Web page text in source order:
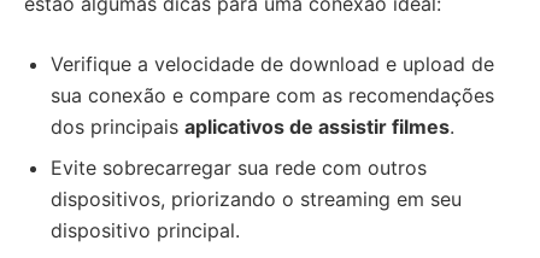
Verifique a velocidade de download e upload de
sua conexão e compare com as recomendações
dos principais aplicativos de assistir filmes.
Evite sobrecarregar sua rede com outros
dispositivos, priorizando o streaming em seu
dispositivo principal.